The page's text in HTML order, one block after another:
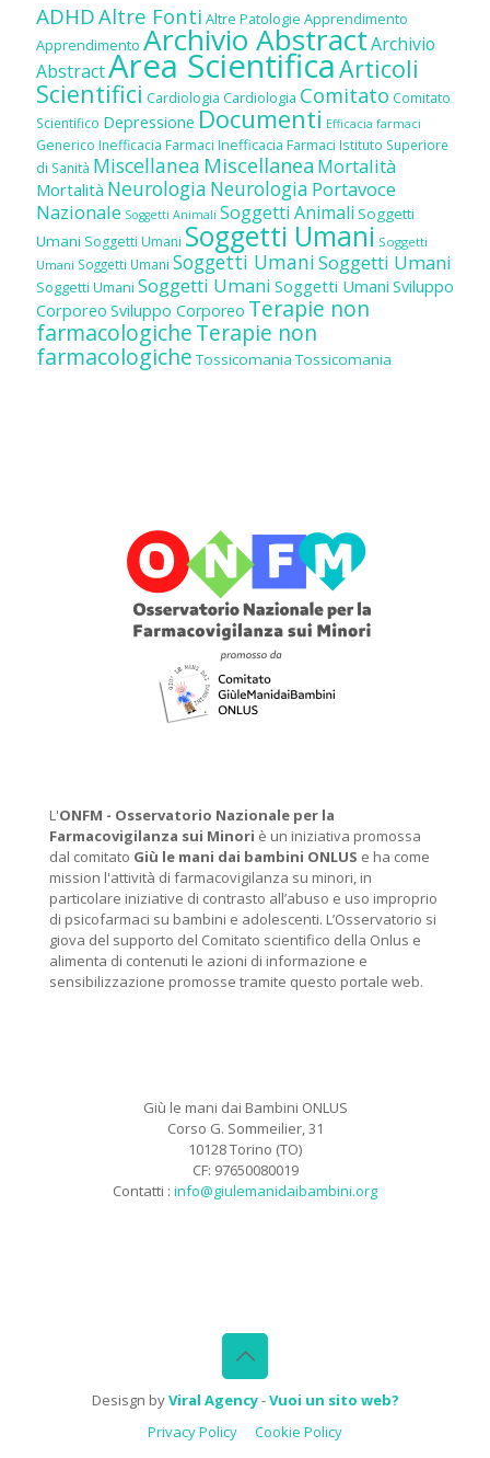
ADHDAltre Fonti Altre Patologie Apprendimento
Apprendimento Archivio AbstractArchivio
AbstractArea ScientificaArticoli
Scientifici Cardiologia Cardiologia Comitato Comitato
Scientifico Depressione Documenti Efficacia farmaci
Generico Inefficacia Farmaci Inefficacia Farmaci Istituto Superiore
di Sanità Miscellanea Miscellanea Mortalità
Mortalità Neurologia Neurologia Portavoce
Nazionale Soggetti Animali Soggetti Animali Soggetti
Umani Soggetti Umani Soggetti Umani Soggetti
Umani Soggetti Umani Soggetti UmaniSoggetti Umani
Soggetti Umani Soggetti Umani Soggetti Umani Sviluppo
Corporeo Sviluppo Corporeo Terapie non
farmacologicheTerapie non
farmacologiche Tossicomania Tossicomania
L'ONFM - Osservatorio Nazionale per la
Farmacovigilanza sui Minori è un iniziativa promossa
dal comitato Giù le mani dai bambini ONLUS e ha come
mission l'attività di farmacovigilanza su minori, in
particolare iniziative di contrasto all’abuso e uso improprio
di psicofarmaci su bambini e adolescenti. L’Osservatorio si
giova del supporto del Comitato scientifico della Onlus e
alimenta di contenuti le azioni di informazione e
sensibilizzazione promosse tramite questo portale web.
Giù le mani dai Bambini ONLUS
Corso G. Sommeilier, 31
10128 Torino (TO)
CF: 97650080019
Contatti : info@giulemanidaibambini.org
Desisgn byViral Agency-Vuoi un sito web?
Privacy Policy
Cookie Policy